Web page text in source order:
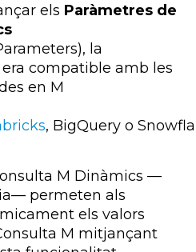
els Paràmetres de
, la
compatible amb les
en M
, BigQuery o
M Dinàmics —
permeten als
els valors
M mitjançant